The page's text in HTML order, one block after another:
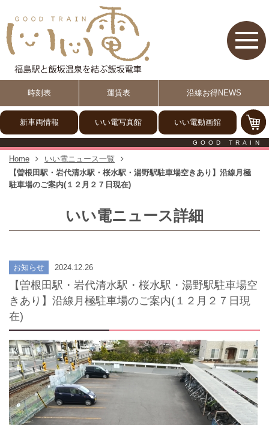
時刻表 運賃表 沿線お得NEWS
新車両情報 いい電写真館 いい電動画館
GOOD TRAIN
Home
いい電ニュース一覧
【曽根田駅・岩代清水駅・桜水駅・湯野駅駐車場空きあり】沿線月極
駐車場のご案内(１２月２７日現在)
いい電ニュース詳細
お知らせ 2024.12.26
【曽根田駅・岩代清水駅・桜水駅・湯野駅駐車場空
きあり】沿線月極駐車場のご案内(１２月２７日現
在)